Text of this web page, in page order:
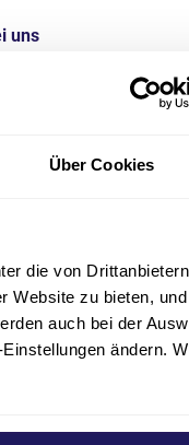
Über Cookies
die von
Website zu bieten,
auch bei der
ändern.
uns